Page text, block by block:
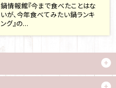
鍋情報館『今まで食べたことはな
いが、今年食べてみたい鍋ランキ
ング』の...